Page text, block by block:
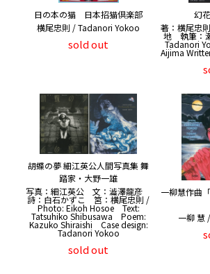
日の本の猫 日本招猫倶楽部
横尾忠則 / Tadanori Yokoo
sold out
幻
著：横尾忠
地 執筆：
Tadanori
Aijima
胡蝶の夢 細江英公人間写真集 舞
踏家・大野一雄
写真：細江英公 文：澁澤龍彦
詩：白石かずこ 筥：横尾忠則 /
Photo: Eikoh Hosoe Text:
Tatsuhiko Shibusawa Poem:
Kazuko Shiraishi Case design:
Tadanori Yokoo
sold out
一柳慧作曲
一柳 慧